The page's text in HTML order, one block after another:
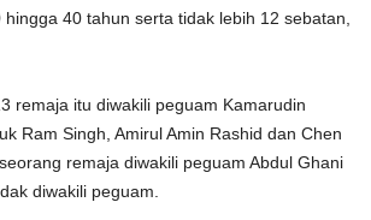
40 tahun serta tidak lebih 12 sebatan,
remaja itu diwakili peguam Kamarudin
Ram Singh, Amirul Amin Rashid dan Chen
remaja diwakili peguam Abdul Ghani
diwakili peguam.